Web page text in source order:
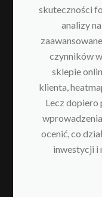
skuteczności
analizy
czynników
sklepie
klienta,
Lecz dopiero
ocenić, co
inwestycji i